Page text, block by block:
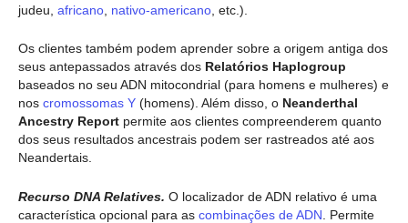
judeu, africano nativo-americano , etc.).
Os clientes também podem aprender sobre a origem antiga dos
seus antepassados através dos Relatórios Haplogroup
baseados no seu ADN mitocondrial (para homens e mulheres) e
nos cromossomas Y (homens). Além disso, o Neanderthal
Ancestry Report permite aos clientes compreenderem quanto
dos seus resultados ancestrais podem ser rastreados até aos
Neandertais.
Recurso DNA Relatives. O localizador de ADN relativo é uma
característica opcional para as combinações de ADN . Permite